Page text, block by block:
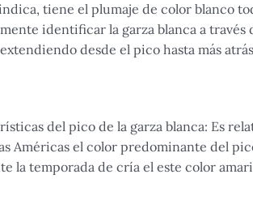
tiene el plumaje de color blanco
identificar la garza blanca a través
desde el pico hasta más
del pico de la garza blanca: Es
Américas el color predominante del
la temporada de cría el este color